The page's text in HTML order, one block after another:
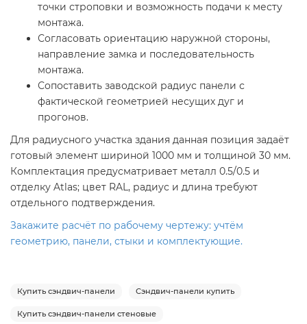
точки строповки и возможность подачи к месту
монтажа.
Согласовать ориентацию наружной стороны,
направление замка и последовательность
монтажа.
Сопоставить заводской радиус панели с
фактической геометрией несущих дуг и
прогонов.
Для радиусного участка здания данная позиция задаёт
готовый элемент шириной 1000 мм и толщиной 30 мм.
Комплектация предусматривает металл 0.5/0.5 и
отделку Atlas; цвет RAL, радиус и длина требуют
отдельного подтверждения.
Закажите расчёт по рабочему чертежу: учтём
геометрию, панели, стыки и комплектующие.
Купить сэндвич-панели Сэндвич-панели купить
Купить сэндвич-панели стеновые